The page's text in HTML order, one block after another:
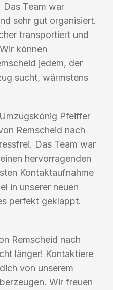
Das Team war
sehr gut organisiert.
transportiert und
können
jedem, der
sucht, wärmstens
Pfeiffer
Remscheid nach
Das Team war
hervorragenden
Kontaktaufnahme
in unserer neuen
perfekt geklappt.
Remscheid nach
länger! Kontaktiere
von unserem
Wir freuen